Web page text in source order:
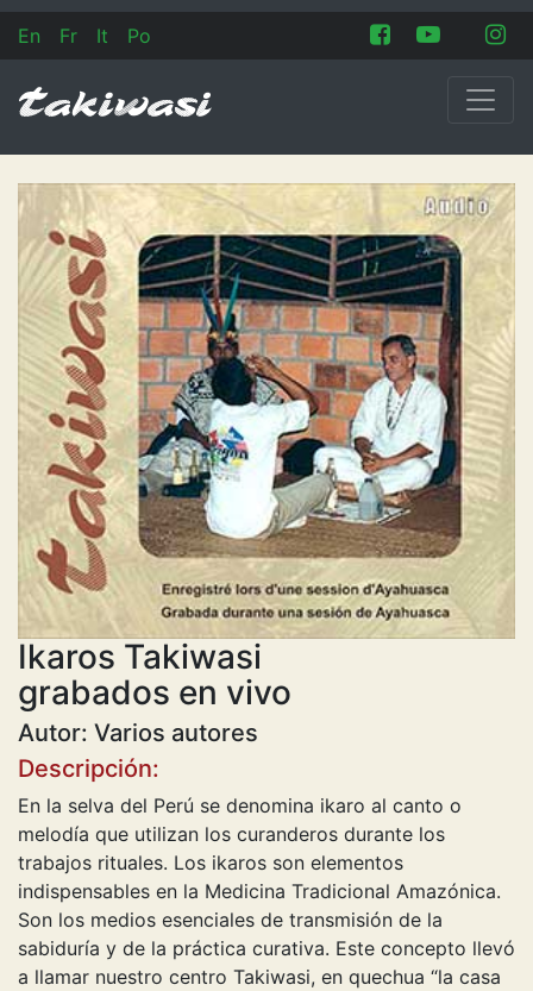
En Fr It Po
Ikaros Takiwasi
grabados en vivo
Autor: Varios autores
Descripción:
En la selva del Perú se denomina ikaro al canto o
melodía que utilizan los curanderos durante los
trabajos rituales. Los ikaros son elementos
indispensables en la Medicina Tradicional Amazónica.
Son los medios esenciales de transmisión de la
sabiduría y de la práctica curativa. Este concepto llevó
a llamar nuestro centro Takiwasi, en quechua “la casa